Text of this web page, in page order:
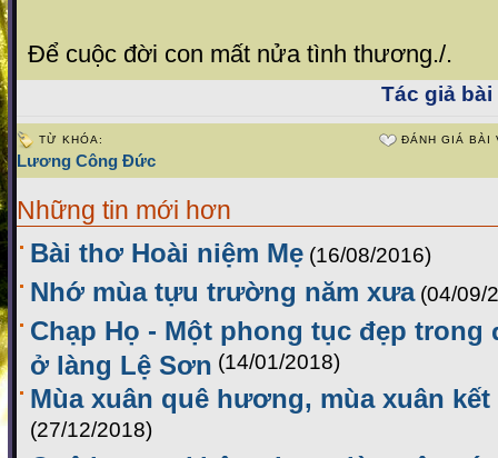
Để cuộc đời con mất nửa tình thương./.
Tác giả bài
TỪ KHÓA:
Lương Công Đức
ĐÁNH GIÁ BÀI
Những tin mới hơn
Bài thơ Hoài niệm Mẹ (16/08/2016)
Nhớ mùa tựu trường năm xưa (04/09/
Chạp Họ - Một phong tục đẹp trong
ở làng Lệ Sơn (14/01/2018)
Mùa xuân quê hương, mùa xuân
(27/12/2018)